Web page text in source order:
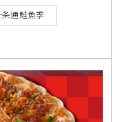
通鮭魚季